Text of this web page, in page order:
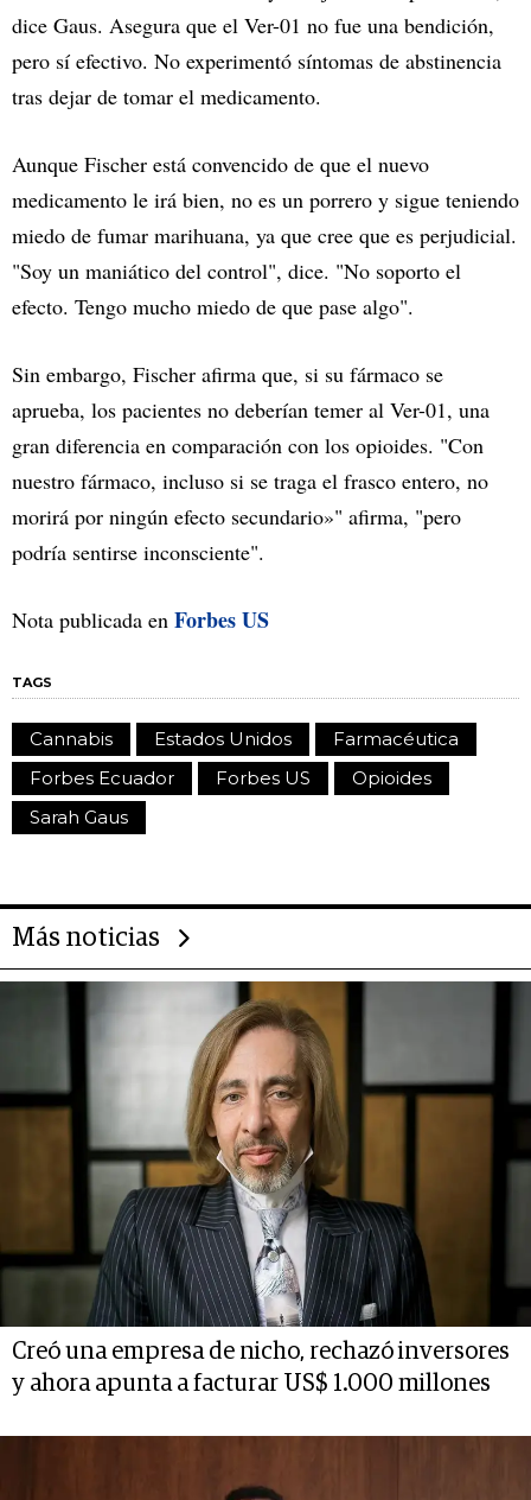
dice Gaus. Asegura que el Ver-01 no fue una bendición,
pero sí efectivo. No experimentó síntomas de abstinencia
tras dejar de tomar el medicamento.
Aunque Fischer está convencido de que el nuevo
medicamento le irá bien, no es un porrero y sigue teniendo
miedo de fumar marihuana, ya que cree que es perjudicial.
"Soy un maniático del control", dice. "No soporto el
efecto. Tengo mucho miedo de que pase algo".
Sin embargo, Fischer afirma que, si su fármaco se
aprueba, los pacientes no deberían temer al Ver-01, una
gran diferencia en comparación con los opioides. "Con
nuestro fármaco, incluso si se traga el frasco entero, no
morirá por ningún efecto secundario»" afirma, "pero
podría sentirse inconsciente".
Nota publicada en Forbes US
TAGS
Cannabis Estados Unidos
Farmacéutica
Forbes Ecuador
Forbes US
Opioides
Sarah Gaus
Más noticias
Creó una empresa de nicho, rechazó inversores
y ahora apunta a facturar US$ 1.000 millones